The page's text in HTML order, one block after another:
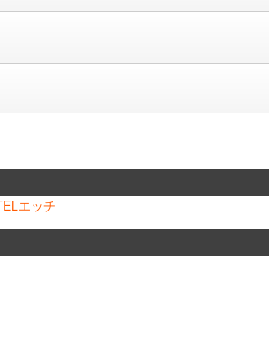
エッチ